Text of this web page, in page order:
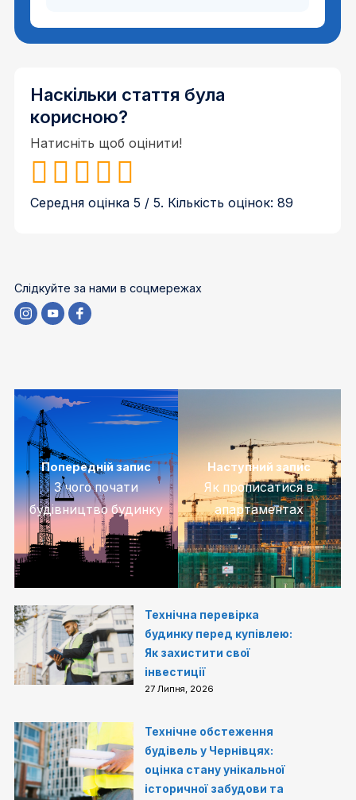
Наскільки стаття була
корисною?
Натисніть щоб оцінити!
Середня оцінка5 / 5. Кількість оцінок:89
Слідкуйте за нами в соцмережах
Попередній запис
З чого почати
будівництво будинку
Наступний запис
Як прописатися в
апартаментах
Технічна перевірка
будинку перед купівлею:
Як захистити свої
інвестиції
27 Липня, 2026
Технічне обстеження
будівель у Чернівцях:
оцінка стану унікальної
історичної забудови та